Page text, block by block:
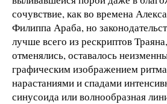
сочувствие, как во времена
Филиппа Араба, но
лучше всего из рескриптов
отменялись, оставалось
графическим изображением
нарастаниями и спадами
синусоида или волнообразная